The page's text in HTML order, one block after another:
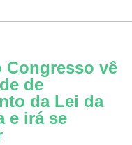
Congresso vê
de
da Lei da
e irá se